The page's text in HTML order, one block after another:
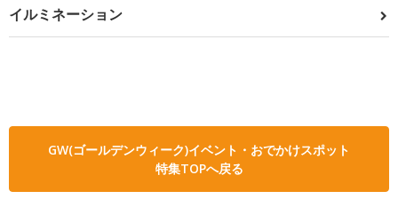
イルミネーション
GW(ゴールデンウィーク)イベント・おでかけスポット
特集TOPへ戻る